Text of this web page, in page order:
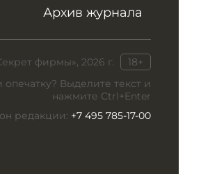
Архив журнала
фирмы», 2026 г.
18+
Выделите текст и
нажмите Ctrl+Enter
редакции: +7 495 785-17-00